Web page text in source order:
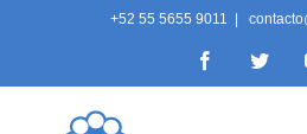
+52 55 5655 9011
Facebook